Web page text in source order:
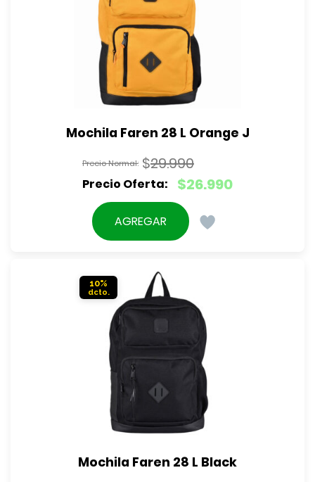
Mochila Faren 28 L Orange J
$29.990
El
precio
original
$26.990
El
precio
actual
$26.990.
AGREGAR
10%
Mochila Faren 28 L Black